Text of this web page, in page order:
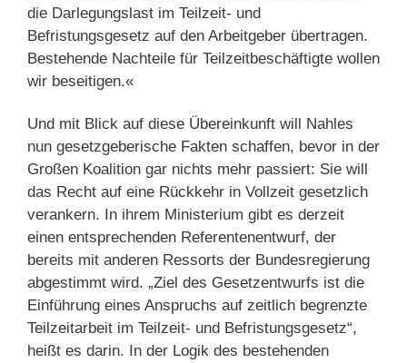
die Darlegungslast im Teilzeit- und
Befristungsgesetz auf den Arbeitgeber übertragen.
Bestehende Nachteile für Teilzeitbeschäftigte wollen
wir beseitigen.«
Und mit Blick auf diese Übereinkunft will Nahles
nun gesetzgeberische Fakten schaffen, bevor in der
Großen Koalition gar nichts mehr passiert: Sie will
das Recht auf eine Rückkehr in Vollzeit gesetzlich
verankern. In ihrem Ministerium gibt es derzeit
einen entsprechenden Referentenentwurf, der
bereits mit anderen Ressorts der Bundesregierung
abgestimmt wird. „Ziel des Gesetzentwurfs ist die
Einführung eines Anspruchs auf zeitlich begrenzte
Teilzeitarbeit im Teilzeit- und Befristungsgesetz“,
heißt es darin. In der Logik des bestehenden